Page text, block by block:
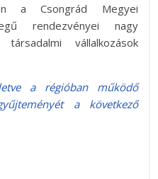
a Csongrád Megyei
rendezvényei nagy
vállalkozások
a régióban működő
a következő